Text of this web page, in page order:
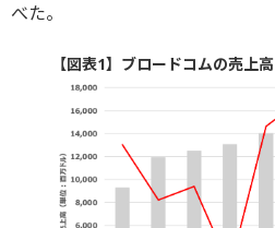
べた。
【図表1】ブロードコムの売上